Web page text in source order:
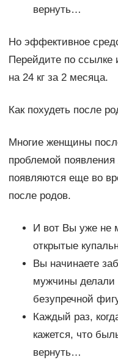
вернуть…
Но эффективное
Перейдите по ссылке
на 24 кг за 2 месяца.
Как похудеть после
Многие женщины
проблемой появления
появляются еще во
после родов.
И вот Вы уже не
открытые
Вы начинаете
мужчины
безупречной
Каждый раз,
кажется, что
вернуть…